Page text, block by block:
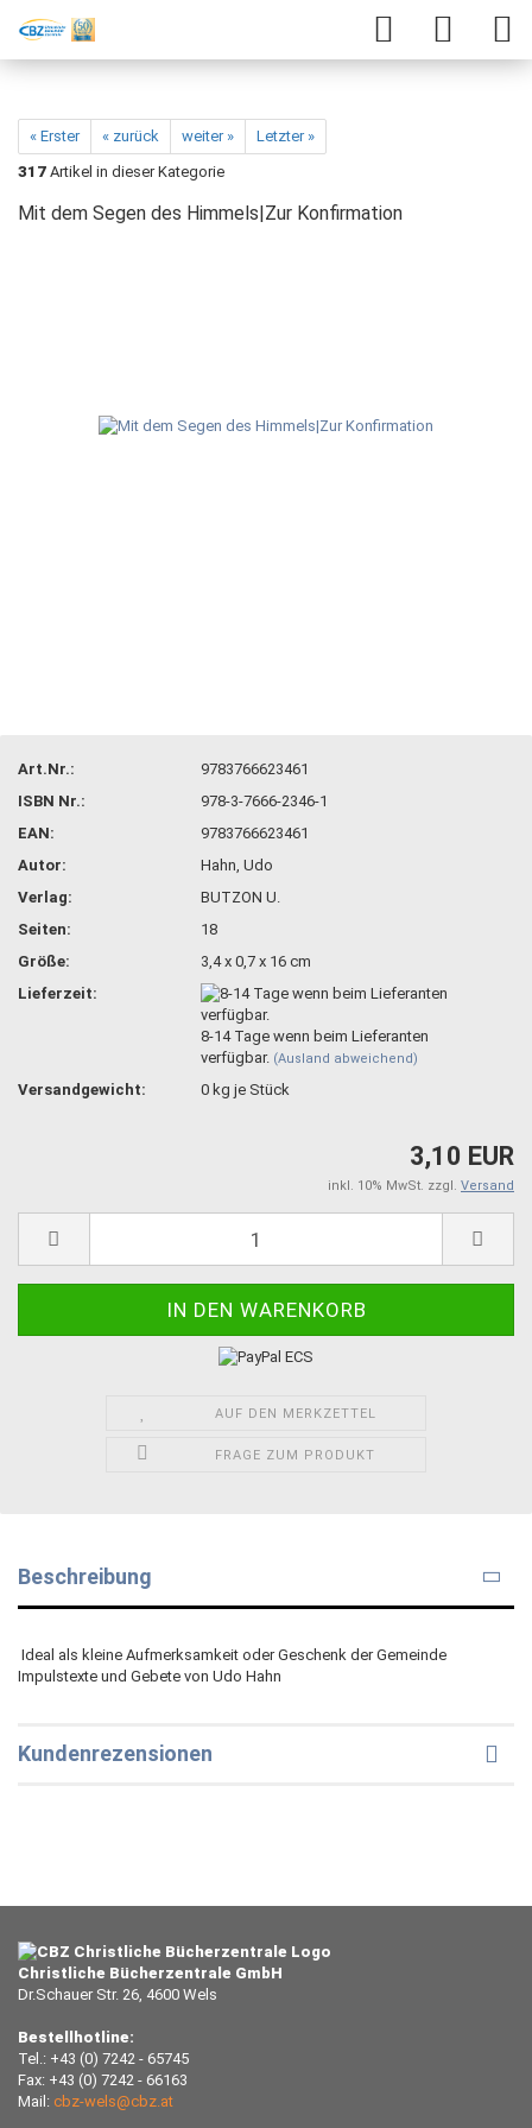
« Erster « zurück weiter »
Letzter »
317 Artikel in dieser Kategorie
Mit dem Segen des Himmels|Zur Konfirmation
Art.Nr.:
9783766623461
ISBN Nr.:
978-3-7666-2346-1
EAN:
9783766623461
Autor:
Hahn, Udo
Verlag:
BUTZON U.
Seiten:
18
Größe:
3,4 x 0,7 x 16 cm
Lieferzeit:
8-14 Tage wenn beim Lieferanten
verfügbar. (Ausland abweichend)
Versandgewicht: 0 kg je Stück
3,10 EUR
inkl. 10% MwSt. zzgl. Versand
AUF DEN MERKZETTEL
FRAGE ZUM PRODUKT
Beschreibung
 Ideal als kleine Aufmerksamkeit oder Geschenk der Gemeinde 
Impulstexte und Gebete von Udo Hahn
Kundenrezensionen
Christliche Bücherzentrale GmbH
Dr.Schauer Str. 26, 4600 Wels
Bestellhotline:
Tel.: +43 (0) 7242 - 65745
Fax: +43 (0) 7242 - 66163
Mail: cbz-wels@cbz.at